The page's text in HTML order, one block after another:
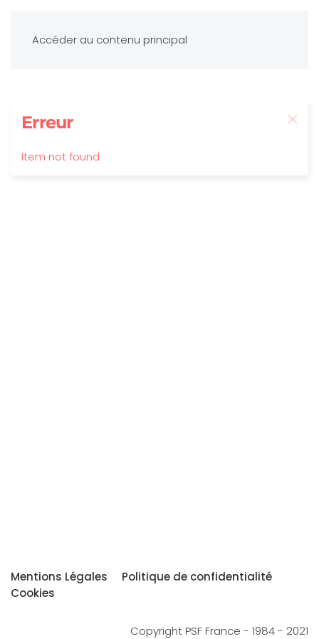
Accéder au contenu principal
Erreur
Item not found
Mentions Légales
Politique de confidentialité
Cookies
Copyright PSF France - 1984 - 2021